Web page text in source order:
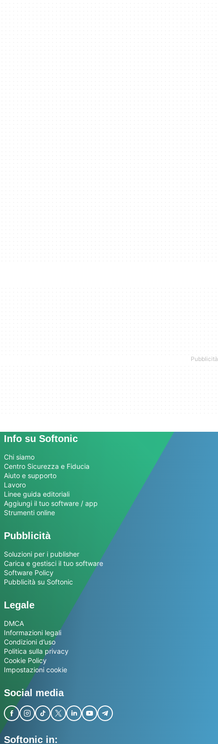
Info su Softonic
Chi siamo
Centro Sicurezza e Fiducia
Aiuto e supporto
Lavoro
Linee guida editoriali
Aggiungi il tuo software / app
Strumenti online
Pubblicità
Soluzioni per i publisher
Carica e gestisci il tuo software
Software Policy
Pubblicità su Softonic
Legale
DMCA
Informazioni legali
Condizioni d’uso
Politica sulla privacy
Cookie Policy
Impostazioni cookie
Social media
Softonic in: